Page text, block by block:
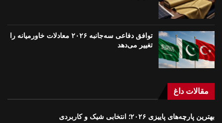
توافق دفاعی سه‌جانبه ۲۰۲۶ معادلات خاورمیانه را
تغییر می‌دهد
مقالات داغ
بهترین پارچه‌های پاییزی ۲۰۲۶؛ انتخابی شیک و کاربردی